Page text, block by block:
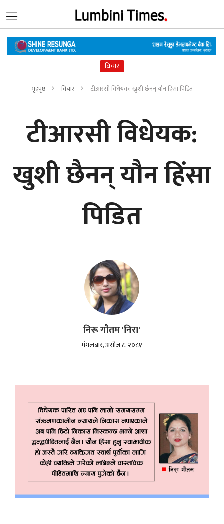
विचार
गृहपृष्ठ विचार टीआरसी विधेयक: खुशी छैनन् यौन हिंसा पिडित
टीआरसी विधेयक:
खुशी छैनन् यौन हिंसा
पिडित
निरू गौतम 'निरा'
मंगलबार, असोज ८, २०८१